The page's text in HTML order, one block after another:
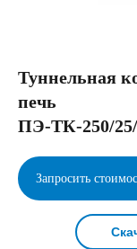
Туннельная
печь
ПЭ-ТК-250/
Запросить